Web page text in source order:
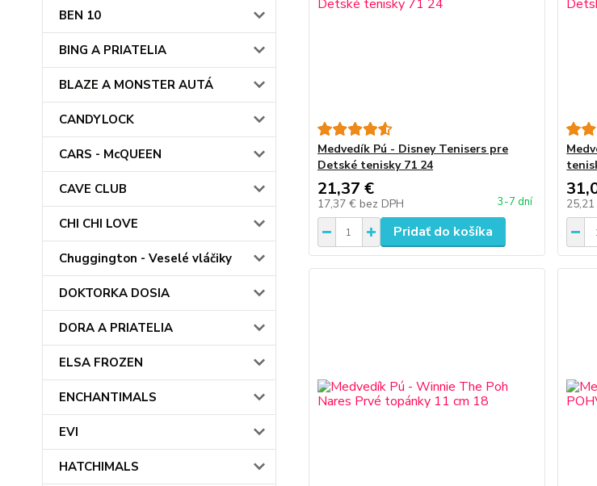
BEN 10
BING A PRIATELIA
BLAZE A MONSTER AUTÁ
CANDYLOCK
CARS - McQUEEN
CAVE CLUB
CHI CHI LOVE
Chuggington - Veselé vláčiky
DOKTORKA DOSIA
DORA A PRIATELIA
ELSA FROZEN
ENCHANTIMALS
EVI
HATCHIMALS
Medvedík Pú - Disney Tenisers pre
Detské tenisky 71 24
21,37 €
17,37 € bez DPH 3-7 dní
Pridať do košíka